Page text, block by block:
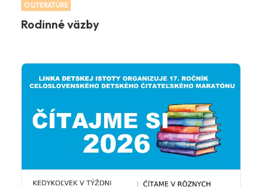
O LITERATÚRE
Rodinné väzby